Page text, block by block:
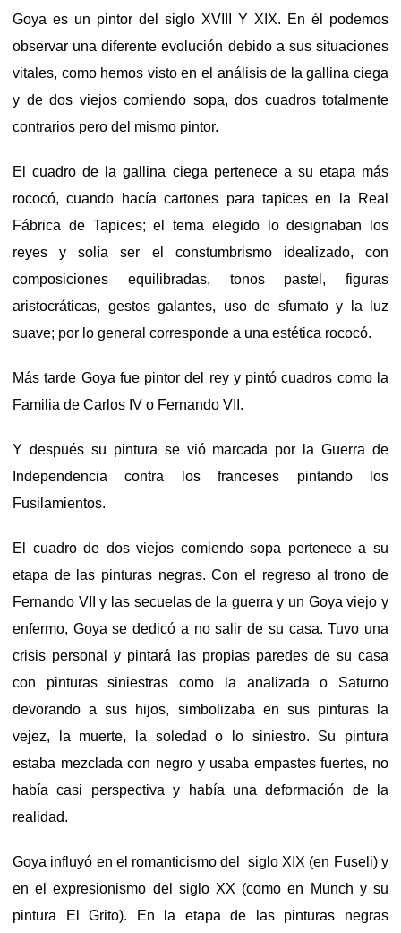
Goya es un pintor del siglo XVIII Y XIX. En él podemos
observar una diferente evolución debido a sus situaciones
vitales, como hemos visto en el análisis de la gallina ciega
y de dos viejos comiendo sopa, dos cuadros totalmente
contrarios pero del mismo pintor.
El cuadro de la gallina ciega pertenece a su etapa más
rococó, cuando hacía cartones para tapices en la Real
Fábrica de Tapices; el tema elegido lo designaban los
reyes y solía ser el constumbrismo idealizado, con
composiciones equilibradas, tonos pastel, figuras
aristocráticas, gestos galantes, uso de sfumato y la luz
suave; por lo general corresponde a una estética rococó.
Más tarde Goya fue pintor del rey y pintó cuadros como la
Familia de Carlos IV o Fernando VII.
Y después su pintura se vió marcada por la Guerra de
Independencia contra los franceses pintando los
Fusilamientos.
El cuadro de dos viejos comiendo sopa pertenece a su
etapa de las pinturas negras. Con el regreso al trono de
Fernando VII y las secuelas de la guerra y un Goya viejo y
enfermo, Goya se dedicó a no salir de su casa. Tuvo una
crisis personal y pintará las propias paredes de su casa
con pinturas siniestras como la analizada o Saturno
devorando a sus hijos, simbolizaba en sus pinturas la
vejez, la muerte, la soledad o lo siniestro. Su pintura
estaba mezclada con negro y usaba empastes fuertes, no
había casi perspectiva y había una deformación de la
realidad.
Goya influyó en el romanticismo del siglo XIX (en Fuseli) y
en el expresionismo del siglo XX (como en Munch y su
pintura El Grito). En la etapa de las pinturas negras